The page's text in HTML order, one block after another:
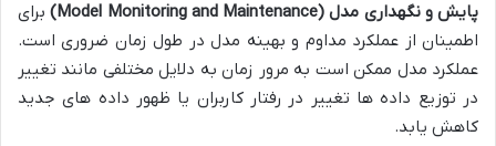
پایش و نگهداری مدل(Model Monitoring and Maintenance)
برای
اطمینان از عملکرد مداوم و بهینه مدل در طول زمان ضروری است.
عملکرد مدل ممکن است به مرور زمان به دلایل مختلفی مانند تغییر
در توزیع داده ها تغییر در رفتار کاربران یا ظهور داده های جدید
کاهش یابد.